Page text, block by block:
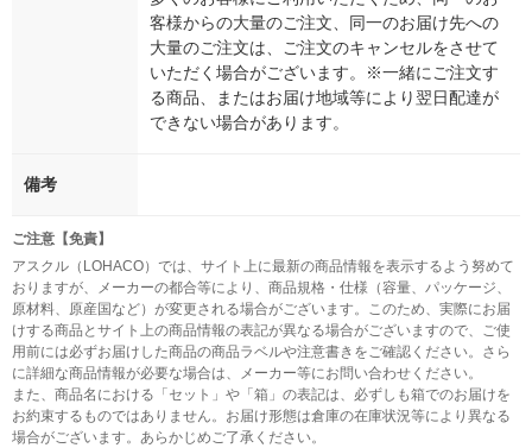
客様からの大量のご注文、同一のお届け先への
大量のご注文は、ご注文のキャンセルをさせて
いただく場合がございます。※一緒にご注文す
る商品、またはお届け地域等により翌日配達が
できない場合があります。
備考
ご注意【免責】
アスクル（LOHACO）では、サイト上に最新の商品情報を表示するよう努めて
おりますが、メーカーの都合等により、商品規格・仕様（容量、パッケージ、
原材料、原産国など）が変更される場合がございます。このため、実際にお届
けする商品とサイト上の商品情報の表記が異なる場合がございますので、ご使
用前には必ずお届けした商品の商品ラベルや注意書きをご確認ください。さら
に詳細な商品情報が必要な場合は、メーカー等にお問い合わせください。
また、商品名における「セット」や「箱」の表記は、必ずしも箱でのお届けを
お約束するものではありません。お届け形態は倉庫の在庫状況等により異なる
場合がございます。あらかじめご了承ください。